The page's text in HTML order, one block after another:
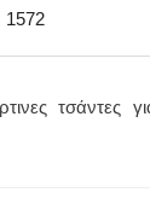
1572
τσάντες